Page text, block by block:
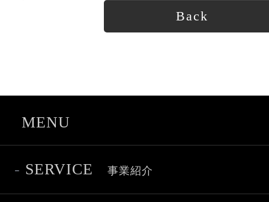
Back
- SERVICE 事業紹介